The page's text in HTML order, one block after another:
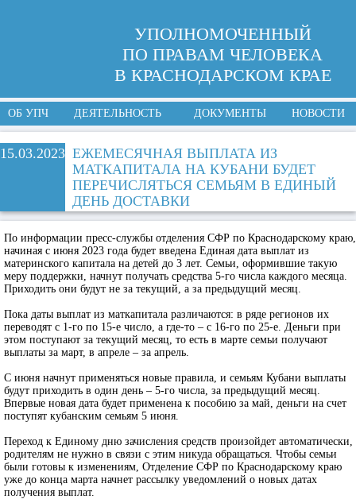
УПОЛНОМОЧЕННЫЙ
ПО ПРАВАМ ЧЕЛОВЕКА
В КРАСНОДАРСКОМ КРАЕ
ОБ УПЧ ДЕЯТЕЛЬНОСТЬ ДОКУМЕНТЫ НОВОСТИ
15.03.2023 ЕЖЕМЕСЯЧНАЯ ВЫПЛАТА ИЗ
МАТКАПИТАЛА НА КУБАНИ БУДЕТ
ПЕРЕЧИСЛЯТЬСЯ СЕМЬЯМ В ЕДИНЫЙ
ДЕНЬ ДОСТАВКИ
По информации пресс-службы отделения СФР по Краснодарскому краю,
начиная с июня 2023 года будет введена Единая дата выплат из
материнского капитала на детей до 3 лет. Семьи, оформившие такую
меру поддержки, начнут получать средства 5-го числа каждого месяца.
Приходить они будут не за текущий, а за предыдущий месяц.
Пока даты выплат из маткапитала различаются: в ряде регионов их
переводят с 1-го по 15-е число, а где-то – с 16-го по 25-е. Деньги при
этом поступают за текущий месяц, то есть в марте семьи получают
выплаты за март, в апреле – за апрель.
С июня начнут применяться новые правила, и семьям Кубани выплаты
будут приходить в один день – 5-го числа, за предыдущий месяц.
Впервые новая дата будет применена к пособию за май, деньги на счет
поступят кубанским семьям 5 июня.
Переход к Единому дню зачисления средств произойдет автоматически,
родителям не нужно в связи с этим никуда обращаться. Чтобы семьи
были готовы к изменениям, Отделение СФР по Краснодарскому краю
уже до конца марта начнет рассылку уведомлений о новых датах
получения выплат.